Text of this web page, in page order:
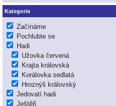
Kategorie
Začínáme
Pochlubte se
Hadi
Užovka červená
Krajta královská
Korálovka sedlatá
Hroznýš královský
Jedovatí hadi
Ještěři